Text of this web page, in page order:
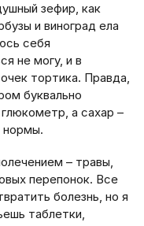
зефир, как
и виноград ела
себя
не могу, и в
тортика. Правда,
буквально
а сахар –
нормы.
– травы,
перепонок. Все
болезнь, но я
таблетки,